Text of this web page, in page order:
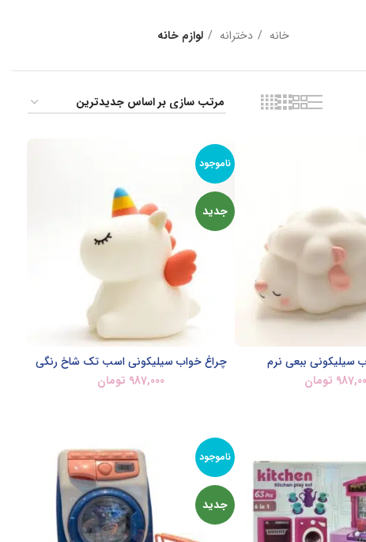
خانه دخترانه لوازم خانه
سیلیکونی ببعی نرم
تومان
ناموجود
جدید
چراغ خواب سیلیکونی اسب تک شاخ رنگی
987,000 تومان
ناموجود
جدید